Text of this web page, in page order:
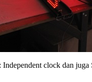
Independent clock dan